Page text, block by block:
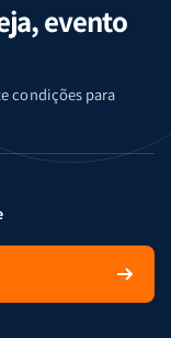
evento
condições para